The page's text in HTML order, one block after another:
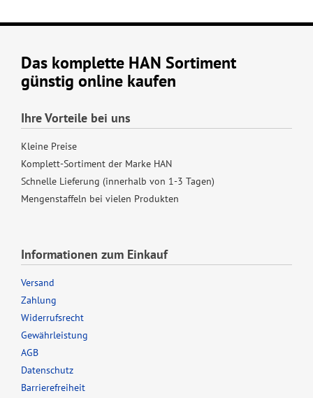
Das komplette HAN Sortiment
günstig online kaufen
Ihre Vorteile bei uns
Kleine Preise
Komplett-Sortiment der Marke HAN
Schnelle Lieferung (innerhalb von 1-3 Tagen)
Mengenstaffeln bei vielen Produkten
Informationen zum Einkauf
Versand
Zahlung
Widerrufsrecht
Gewährleistung
AGB
Datenschutz
Barrierefreiheit